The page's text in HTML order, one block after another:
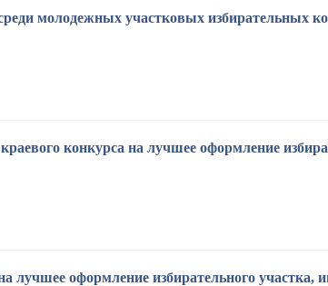
молодежных участковых избирательных
конкурса на лучшее оформление
лучшее оформление избирательного участка,